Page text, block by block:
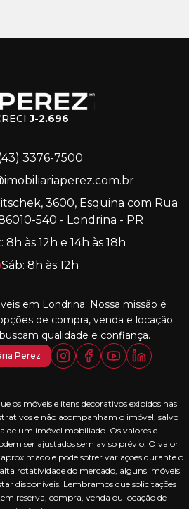
J-2.696
3376-7500
3600, Esquina com Rua
540 - Londrina - PR
8h às 12h e 14h às 18h
Sáb: 8h às 12h
em Londrina. Nossa missão é
de compra, venda e locação
qualidade e confiança.
Perez
os móveis e itens decorativos exibidos nas
e não acompanham o imóvel, salvo
de um imóvel mobiliado. Os valores e
ser ajustados sem aviso prévio. O valor
e pode sofrer variações durante o
rotatividade do mercado, alguns imóveis
disponíveis. Lembramos que solicitações
reserva, compra, venda ou locação de